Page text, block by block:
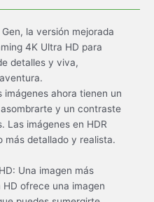
la versión mejorada
4K Ultra HD para
detalles y viva,
imágenes ahora tienen un
y un contraste
Las imágenes en HDR
más detallado y realista.
Una imagen más
ofrece una imagen